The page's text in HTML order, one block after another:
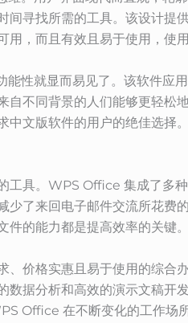
间寻找所需的工具。该设计
，而且有效且易于使用，使
性就显而易见了。该软件应
自不同背景的人们能够更轻
中文版软件的用户的绝佳选
工具。WPS Office 集成了多
少了来回电子邮件交流所花
的能力都是提高效率的关键。
、价格实惠且易于使用的综
数据分析和高效的演示文稿
Office 在不断变化的工作场